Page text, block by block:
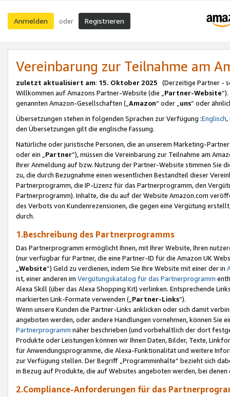
Anmelden oder Registrieren
Vereinbarung zur Teilnahme am
zuletzt aktualisiert am: 15. Oktober 2025 (Derzeitige Partner -
Willkommen auf Amazons Partner-Website (die „Partner-Website
genannten Amazon-Gesellschaften („Amazon“ oder „uns“ oder
Übersetzungen stehen in folgenden Sprachen zur Verfügung :Englisch,
den Übersetzungen gilt die englische Fassung.
Natürliche oder juristische Personen, die an unserem Marketing-
oder ein „Partner“), müssen die Vereinbarung zur Teilnahme am
Ihrer Anmeldung auf bzw. Nutzung der Partner-Website stimmen Sie
zu, die durch Bezugnahme einen wesentlichen Bestandteil dieser
Partnerprogramm, die IP-Lizenz für das Partnerprogramm, den
Partnerprogramm). Inhalte, die du auf der Website Amazon.com
des Verbots von Kundenrezensionen, die gegen eine Vergütung
durch.
1.Beschreibung des Partnerprogramms
Das Partnerprogramm ermöglicht Ihnen, mit Ihrer Website, Ihren
(nur verfügbar für Partner, die eine Partner-ID für die Amazon UK
Website“) Geld zu verdienen, indem Sie Ihre Website mit einer der in
ist, einer anderen im Vergütungskatalog für das Partnerprogramm
Alexa Skill (über das Alexa Shopping Kit) verlinken. Entsprechende
markierten Link-Formate verwenden („ Partner-Links“).
Wenn unsere Kunden die Partner-Links anklicken oder sich damit
angeboten werden, oder andere Handlungen vornehmen, können Sie
Partnerprogramm näher beschrieben (und vorbehaltlich der dort
Produkte oder Leistungen können wir Ihnen Daten, Bilder, Texte,
für Anwendungsprogramme, die Alexa-Funktionalität und weitere
zur Verfügung stellen. Der Begriff „Programminhalte“ bezieht sich
in Bezug auf Produkte, die auf Websites angeboten werden, bei
2.Compliance-Anforderungen für das